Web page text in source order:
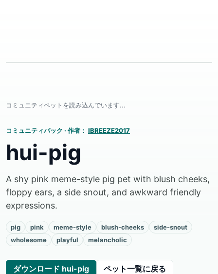
コミュニティペットを読み込んでいます...
コミュニティパック · 作者： IBREEZE2017
hui-pig
A shy pink meme-style pig pet with blush cheeks,
floppy ears, a side snout, and awkward friendly
expressions.
pig pink meme-style blush-cheeks
side-snout
wholesome
playful melancholic
ダウンロード hui-pig ペット一覧に戻る